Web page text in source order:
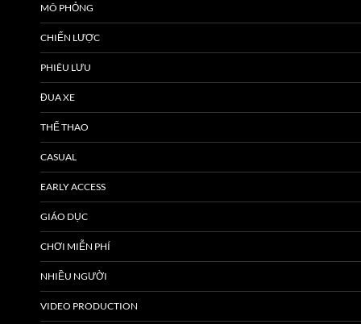
MÔ PHỎNG
CHIẾN LƯỢC
PHIÊU LƯU
ĐUA XE
THỂ THAO
CASUAL
EARLY ACCESS
GIÁO DỤC
CHƠI MIỄN PHÍ
NHIỀU NGƯỜI
VIDEO PRODUCTION